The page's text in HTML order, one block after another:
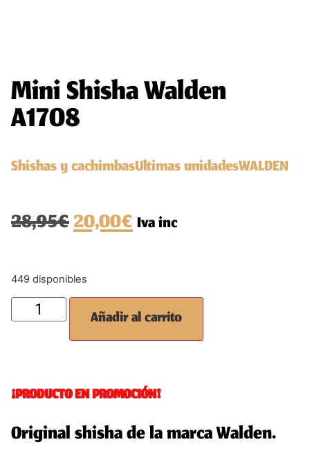
Mini Shisha Walden
A1708
Shishas y cachimbasUltimas unidadesWALDEN
28,95€20,00€Iva inc
449 disponibles
Añadir al carrito
¡PRODUCTO EN PROMOCIÓN!
Original shisha de la marca Walden.